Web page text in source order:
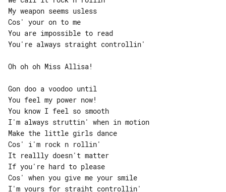
My weapon seems usless
You are impossible to read
You're always straight controllin'
Oh oh oh Miss Allisa!
Gon doo a voodoo until
You feel my power now!
You know I feel so smooth
I'm always struttin' when in motion
Make the little girls dance
Cos' i'm rock n rollin'
It reallly doesn't matter
If you're hard to please
Cos' when you give me your smile
I'm yours for straiht controllin'